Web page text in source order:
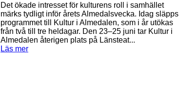
Det ökade intresset för kulturens roll i samhället
märks tydligt inför årets Almedalsvecka. Idag släpps
programmet till Kultur i Almedalen, som i år utökas
från två till tre heldagar. Den 23–25 juni tar Kultur i
Almedalen återigen plats på Länsteat...
Läs mer